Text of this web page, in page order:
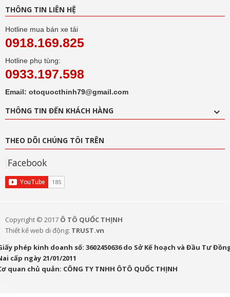
THÔNG TIN LIÊN HỆ
Hotline mua bán xe tải
0918.169.825
Hotline phụ tùng:
0933.197.598
Email: otoquocthinh79@gmail.com
THÔNG TIN ĐẾN KHÁCH HÀNG
THEO DÕI CHÚNG TÔI TRÊN
Facebook
Copyright © 2017 Ô TÔ QUỐC THỊNH
Thiết kế web di động: TRUST.vn
phép kinh doanh số: 3602450636 do Sở Kế hoạch và Đầu Tư
cấp ngày 21/01/2011
quan chủ quản: CÔNG TY TNHH ÔTÔ QUỐC THỊNH